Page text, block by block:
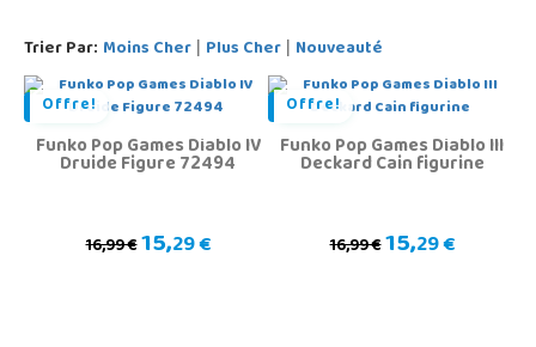
Trier Par: Moins Cher | Plus Cher | Nouveauté
Offre!
Funko Pop Games Diablo IV
Druide Figure 72494
16,99 €15,29 €
Offre!
Funko Pop Games Diablo III
Deckard Cain figurine
16,99 €15,29 €